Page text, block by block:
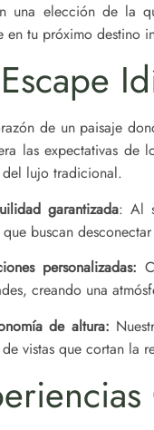
una elección de la
en tu próximo destino
de un paisaje
las expectativas de
del lujo tradicional.
garantizada: Al
buscan
personalizadas:
creando una
de altura:
vistas que cortan la